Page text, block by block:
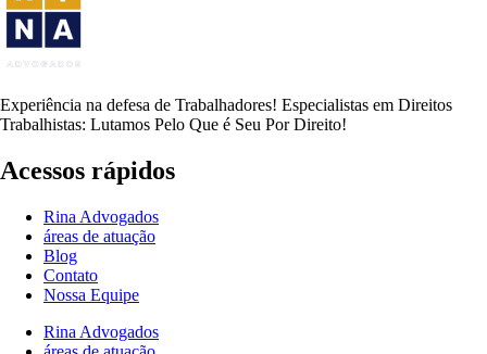
Experiência na defesa de Trabalhadores! Especialistas em Direitos
Trabalhistas: Lutamos Pelo Que é Seu Por Direito!
Acessos rápidos
Rina Advogados
áreas de atuação
Blog
Contato
Nossa Equipe
Rina Advogados